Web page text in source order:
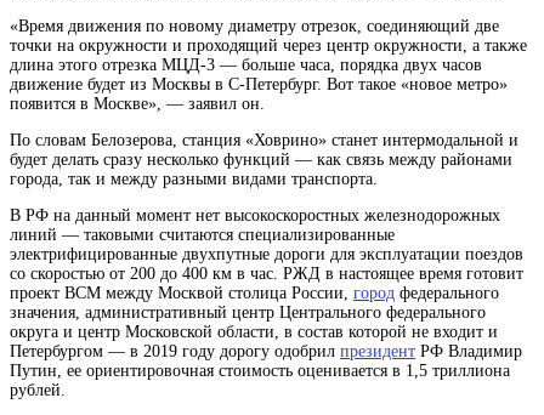
«Время движения по новому диаметру отрезок, соединяющий две
точки на окружности и проходящий через центр окружности, а также
длина этого отрезка МЦД-3 — больше часа, порядка двух часов
движение будет из Москвы в С-Петербург. Вот такое «новое метро»
появится в Москве», — заявил он.
По словам Белозерова, станция «Ховрино» станет интермодальной и
будет делать сразу несколько функций — как связь между районами
города, так и между разными видами транспорта.
В РФ на данный момент нет высокоскоростных железнодорожных
линий — таковыми считаются специализированные
электрифицированные двухпутные дороги для эксплуатации поездов
со скоростью от 200 до 400 км в час. РЖД в настоящее время готовит
проект ВСМ между Москвой столица России, город федерального
значения, административный центр Центрального федерального
округа и центр Московской области, в состав которой не входит и
Петербургом — в 2019 году дорогу одобрил президент РФ Владимир
Путин, ее ориентировочная стоимость оценивается в 1,5 триллиона
рублей.